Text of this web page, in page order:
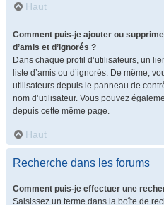
Haut
Comment puis-je ajouter ou
d’amis et d’ignorés ?
Dans chaque profil d’utilisateurs, un
liste d’amis ou d’ignorés. De même,
utilisateurs depuis le panneau de
nom d’utilisateur. Vous pouvez
depuis cette même page.
Haut
Recherche dans les forums
Comment puis-je effectuer une
Saisissez un terme dans la boîte de